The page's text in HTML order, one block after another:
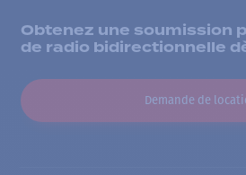
Obtenez une soumission
de radio bidirectionnelle
Demande de